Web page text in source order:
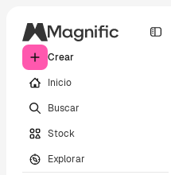
Crear
Inicio
Buscar
Stock
Explorar